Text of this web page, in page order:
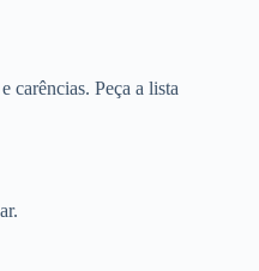
carências. Peça a lista